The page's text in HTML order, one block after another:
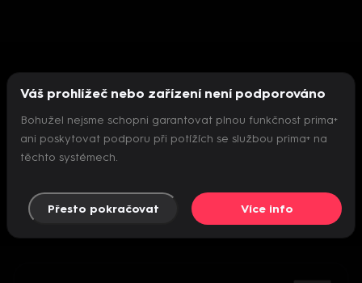
Nepodařilo se inicializovat přehrávač
Váš prohlížeč nebo zařízení není podporováno
Bohužel nejsme schopni garantovat plnou funkčnost prima+
ani poskytovat podporu při potížích se službou prima+ na
těchto systémech.
Přesto pokračovat Více info